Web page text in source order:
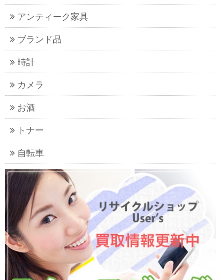
アンティーク家具
ブランド品
時計
カメラ
お酒
トナー
自転車